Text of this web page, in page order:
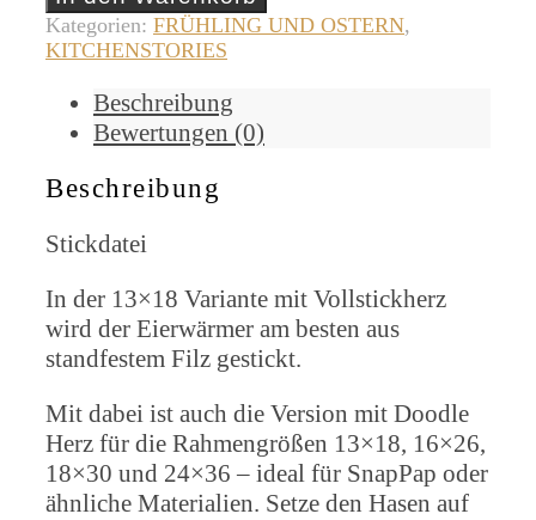
[Digital]
Menge
Kategorien: FRÜHLING UND OSTERN,
KITCHENSTORIES
Beschreibung
Bewertungen (0)
Beschreibung
Stickdatei
In der 13×18 Variante mit Vollstickherz
wird der Eierwärmer am besten aus
standfestem Filz gestickt.
Mit dabei ist auch die Version mit Doodle
Herz für die Rahmengrößen 13×18, 16×26,
18×30 und 24×36 – ideal für SnapPap oder
ähnliche Materialien. Setze den Hasen auf